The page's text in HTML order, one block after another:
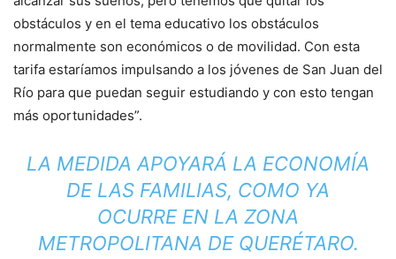
obstáculos y en el tema educativo los obstáculos
normalmente son económicos o de movilidad. Con esta
tarifa estaríamos impulsando a los jóvenes de San Juan del
Río para que puedan seguir estudiando y con esto tengan
más oportunidades”.
LA MEDIDA APOYARÁ LA ECONOMÍA
DE LAS FAMILIAS, COMO YA
OCURRE EN LA ZONA
METROPOLITANA DE QUERÉTARO.